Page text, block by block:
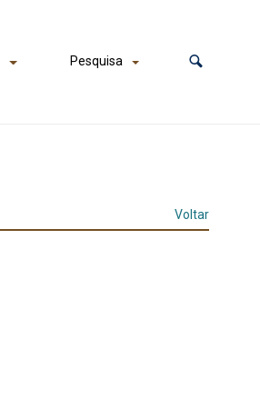
Pesquisa
Voltar